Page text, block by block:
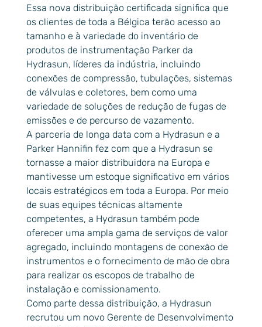
Essa nova distribuição certificada significa que
os clientes de toda a Bélgica terão acesso ao
tamanho e à variedade do inventário de
produtos de instrumentação Parker da
Hydrasun, líderes da indústria, incluindo
conexões de compressão, tubulações, sistemas
de válvulas e coletores, bem como uma
variedade de soluções de redução de fugas de
emissões e de percurso de vazamento.
A parceria de longa data com a Hydrasun e a
Parker Hannifin fez com que a Hydrasun se
tornasse a maior distribuidora na Europa e
mantivesse um estoque significativo em vários
locais estratégicos em toda a Europa. Por meio
de suas equipes técnicas altamente
competentes, a Hydrasun também pode
oferecer uma ampla gama de serviços de valor
agregado, incluindo montagens de conexão de
instrumentos e o fornecimento de mão de obra
para realizar os escopos de trabalho de
instalação e comissionamento.
Como parte dessa distribuição, a Hydrasun
recrutou um novo Gerente de Desenvolvimento